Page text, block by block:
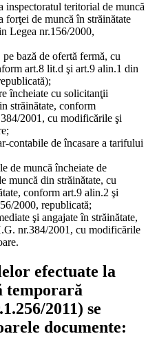
inspectoratul teritorial de muncă
forţei de muncă în străinătate
Legea nr.156/2000,
bază de ofertă fermă, cu
art.8 lit.d şi art.9 alin.1 din
încheiate cu solicitanţii
străinătate, conform
2001, cu modificările şi
contabile de încasare a tarifului
de muncă încheiate de
muncă din străinătate, cu
conform art.9 alin.2 şi
2000, republicată;
şi angajate în străinătate,
nr.384/2001, cu modificările
efectuate la
temporară
2011) se
documente: